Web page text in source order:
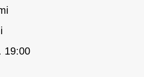
19:00